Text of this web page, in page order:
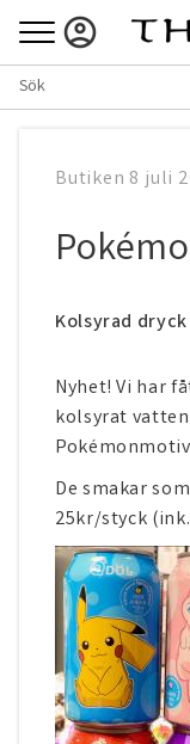
Butiken 8 juli
Kolsyrad
Nyhet! Vi har
kolsyrat
De smakar
25kr/styck